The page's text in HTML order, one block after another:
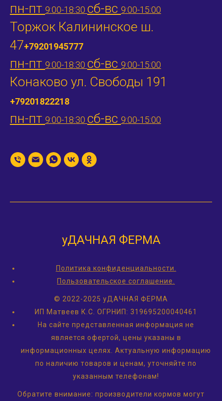
пн-пт 9:00-18:30 сб-вс 9:00-15:00
Торжок Калининское ш.
47+79201945777
пн-пт 9:00-18:30 сб-вс 9:00-15:00
Конаково ул. Свободы 191
+79201822218
пн-пт 9:00-18:30 сб-вс 9:00-15:00
уДАЧНАЯ ФЕРМА
Политика конфиденциальности.
Пользовательское соглашение.
© 2022-2025 уДАЧНАЯ ФЕРМА
ИП Матвеев К.С. ОГРНИП: 319695200040461
На сайте представленная информация не
является офертой, цены указаны в
информационных целях. Актуальную информацию
по наличию товаров и ценам, уточняйте по
указанным телефонам!
Обратите внимание: производители кормов могут